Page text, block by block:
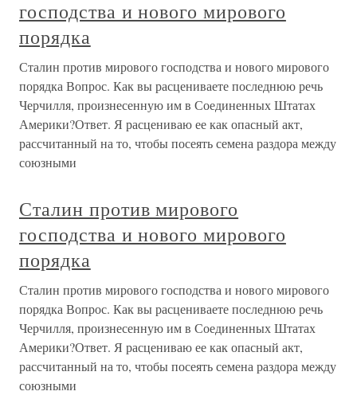
господства и нового мирового
порядка
Сталин против мирового господства и нового мирового
порядка Вопрос. Как вы расцениваете последнюю речь
Черчилля, произнесенную им в Соединенных Штатах
Америки?Ответ. Я расцениваю ее как опасный акт,
рассчитанный на то, чтобы посеять семена раздора между
союзными
Сталин против мирового
господства и нового мирового
порядка
Сталин против мирового господства и нового мирового
порядка Вопрос. Как вы расцениваете последнюю речь
Черчилля, произнесенную им в Соединенных Штатах
Америки?Ответ. Я расцениваю ее как опасный акт,
рассчитанный на то, чтобы посеять семена раздора между
союзными